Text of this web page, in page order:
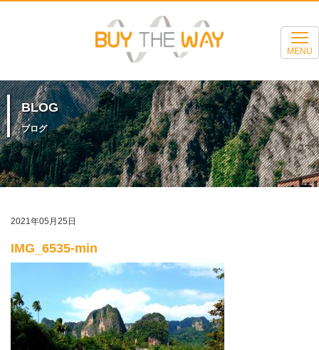
MENU
BLOG
ブログ
2021年05月25日
IMG_6535-min